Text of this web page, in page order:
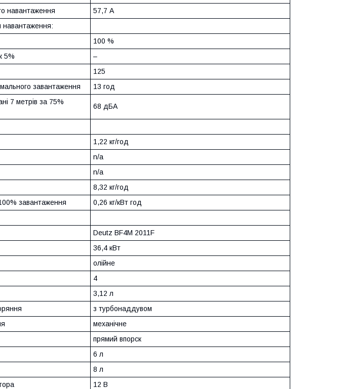
навантаження
57,7 А
навантаження:
100 %
5%
–
125
завантаження
13 год
7 метрів за 75%
68 дБА
1,22 кг/год
n/a
n/a
8,32 кг/год
завантаження
0,26 кг/кВт год
Deutz BF4M 2011F
36,4 кВт
олійне
4
3,12 л
з турбонаддувом
механічне
прямий впорск
6 л
8 л
12 В